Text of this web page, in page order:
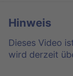
Hinweis
Dieses Video
wird derzeit